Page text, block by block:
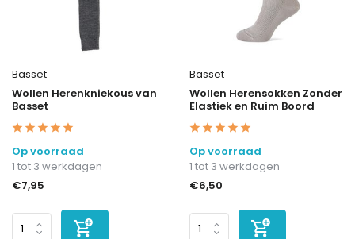
Basset
Wollen Herenkniekous van
Basset
Op voorraad
1 tot 3 werkdagen
€7,95
Basset
Wollen Herensokken Zonder
Elastiek en Ruim Boord
Op voorraad
1 tot 3 werkdagen
€6,50